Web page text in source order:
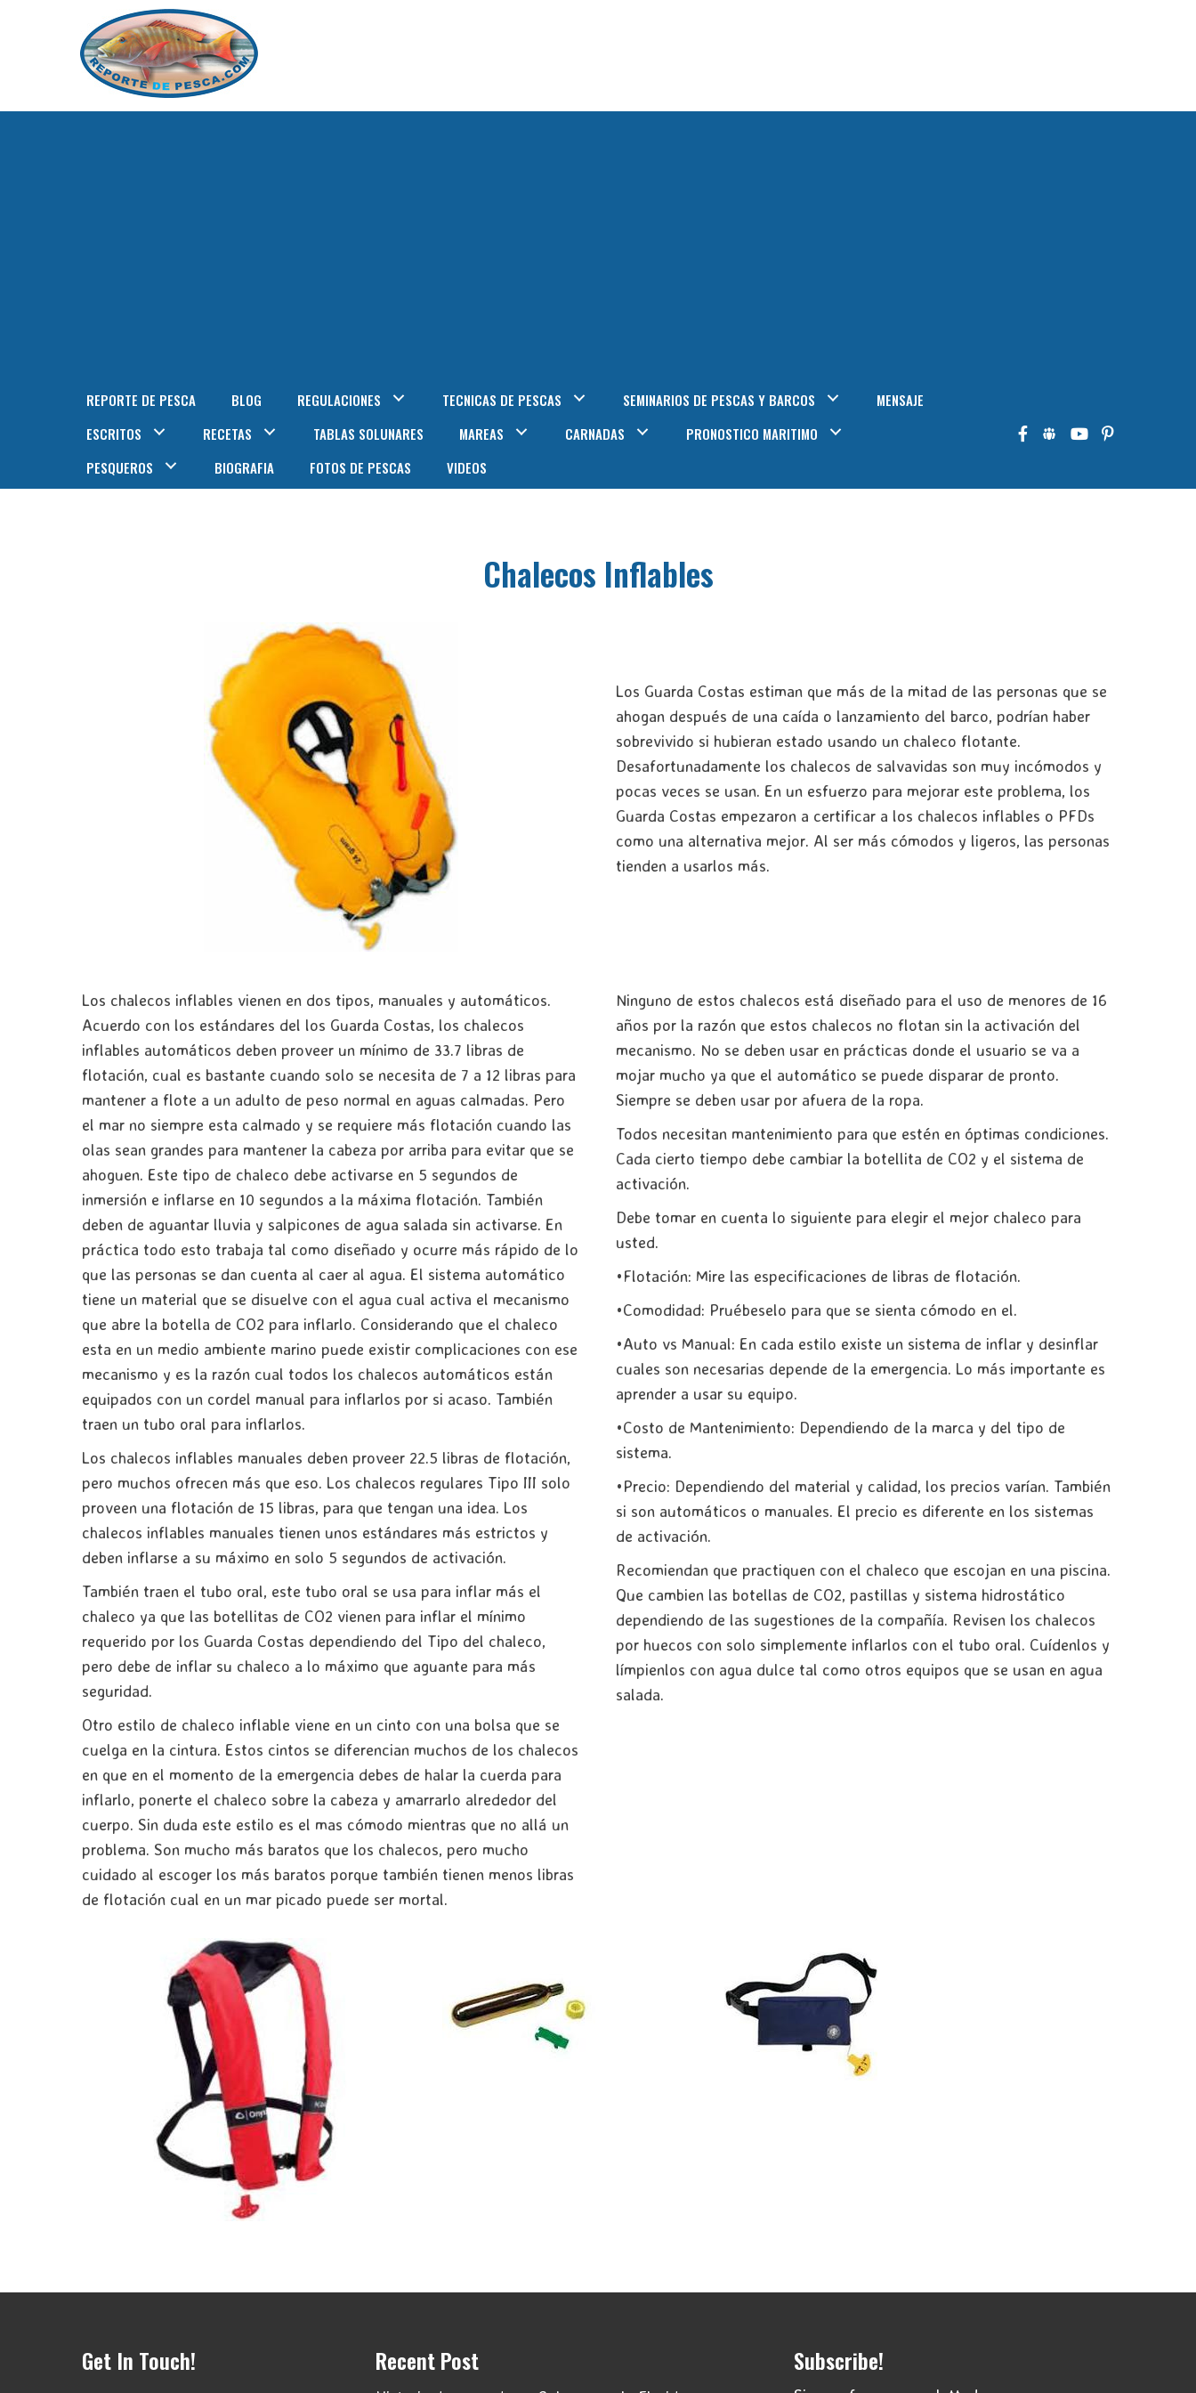
REPORTE DE PESCA BLOG REGULACIONES TECNICAS DE PESCAS SEMINARIOS DE PESCAS Y BARCOS
MENSAJE
ESCRITOS
RECETAS TABLAS SOLUNARES MAREAS CARNADAS
PRONOSTICO MARITIMO
PESQUEROS
BIOGRAFIA FOTOS DE PESCAS VIDEOS
Chalecos Inflables
Los Guarda Costas estiman que más de la mitad de las personas que se
ahogan después de una caída o lanzamiento del barco, podrían haber
sobrevivido si hubieran estado usando un chaleco flotante.
Desafortunadamente los chalecos de salvavidas son muy incómodos y
pocas veces se usan. En un esfuerzo para mejorar este problema, los
Guarda Costas empezaron a certificar a los chalecos inflables o PFDs
como una alternativa mejor. Al ser más cómodos y ligeros, las personas
tienden a usarlos más.
Los chalecos inflables vienen en dos tipos, manuales y automáticos.
Acuerdo con los estándares del los Guarda Costas, los chalecos
inflables automáticos deben proveer un mínimo de 33.7 libras de
flotación, cual es bastante cuando solo se necesita de 7 a 12 libras para
mantener a flote a un adulto de peso normal en aguas calmadas. Pero
el mar no siempre esta calmado y se requiere más flotación cuando las
olas sean grandes para mantener la cabeza por arriba para evitar que se
ahoguen. Este tipo de chaleco debe activarse en 5 segundos de
inmersión e inflarse en 10 segundos a la máxima flotación. También
deben de aguantar lluvia y salpicones de agua salada sin activarse. En
práctica todo esto trabaja tal como diseñado y ocurre más rápido de lo
que las personas se dan cuenta al caer al agua. El sistema automático
tiene un material que se disuelve con el agua cual activa el mecanismo
que abre la botella de CO2 para inflarlo. Considerando que el chaleco
esta en un medio ambiente marino puede existir complicaciones con ese
mecanismo y es la razón cual todos los chalecos automáticos están
equipados con un cordel manual para inflarlos por si acaso. También
traen un tubo oral para inflarlos.
Los chalecos inflables manuales deben proveer 22.5 libras de flotación,
pero muchos ofrecen más que eso. Los chalecos regulares Tipo III solo
proveen una flotación de 15 libras, para que tengan una idea. Los
chalecos inflables manuales tienen unos estándares más estrictos y
deben inflarse a su máximo en solo 5 segundos de activación.
También traen el tubo oral, este tubo oral se usa para inflar más el
chaleco ya que las botellitas de CO2 vienen para inflar el mínimo
requerido por los Guarda Costas dependiendo del Tipo del chaleco,
pero debe de inflar su chaleco a lo máximo que aguante para más
seguridad.
Otro estilo de chaleco inflable viene en un cinto con una bolsa que se
cuelga en la cintura. Estos cintos se diferencian muchos de los chalecos
en que en el momento de la emergencia debes de halar la cuerda para
inflarlo, ponerte el chaleco sobre la cabeza y amarrarlo alrededor del
cuerpo. Sin duda este estilo es el mas cómodo mientras que no allá un
problema. Son mucho más baratos que los chalecos, pero mucho
cuidado al escoger los más baratos porque también tienen menos libras
de flotación cual en un mar picado puede ser mortal.
Ninguno de estos chalecos está diseñado para el uso de menores de 16
años por la razón que estos chalecos no flotan sin la activación del
mecanismo. No se deben usar en prácticas donde el usuario se va a
mojar mucho ya que el automático se puede disparar de pronto.
Siempre se deben usar por afuera de la ropa.
Todos necesitan mantenimiento para que estén en óptimas condiciones.
Cada cierto tiempo debe cambiar la botellita de CO2 y el sistema de
activación.
Debe tomar en cuenta lo siguiente para elegir el mejor chaleco para
usted.
•Flotación: Mire las especificaciones de libras de flotación.
•Comodidad: Pruébeselo para que se sienta cómodo en el.
•Auto vs Manual: En cada estilo existe un sistema de inflar y desinflar
cuales son necesarias depende de la emergencia. Lo más importante es
aprender a usar su equipo.
•Costo de Mantenimiento: Dependiendo de la marca y del tipo de
sistema.
•Precio: Dependiendo del material y calidad, los precios varían. También
si son automáticos o manuales. El precio es diferente en los sistemas
de activación.
Recomiendan que practiquen con el chaleco que escojan en una piscina.
Que cambien las botellas de CO2, pastillas y sistema hidrostático
dependiendo de las sugestiones de la compañía. Revisen los chalecos
por huecos con solo simplemente inflarlos con el tubo oral. Cuídenlos y
límpienlos con agua dulce tal como otros equipos que se usan en agua
salada.
Get In Touch! Recent Post Subscribe!